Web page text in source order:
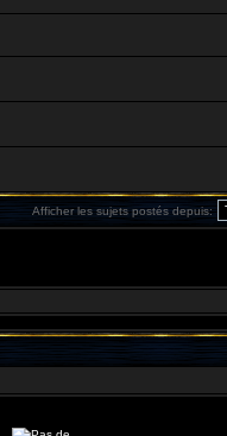
Afficher les sujets postés depuis: